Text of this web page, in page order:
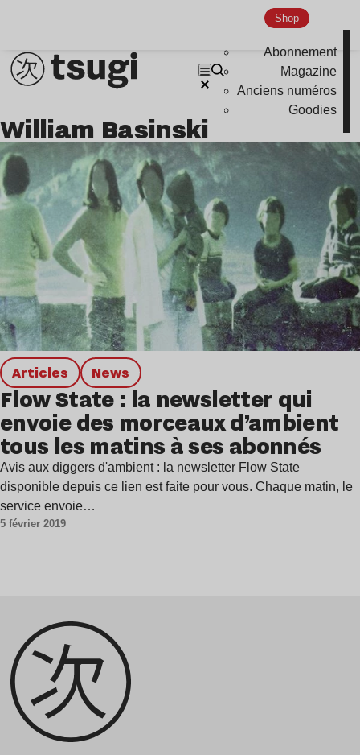
Shop
Abonnement
Magazine
Anciens numéros
Goodies
William Basinski
Articles news
Flow State : la newsletter qui
envoie des morceaux d’ambient
tous les matins à ses abonnés
Avis aux diggers d'ambient : la newsletter Flow State
disponible depuis ce lien est faite pour vous. Chaque matin, le
service envoie…
5 février 2019